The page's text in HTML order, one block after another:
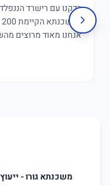
בדקנו עם רישרד
אנחנו מאוד מרוצים
משכנתא גורו -